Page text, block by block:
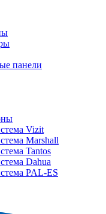
панели
Vizit
Marshall
Tantos
Dahua
PAL-ES